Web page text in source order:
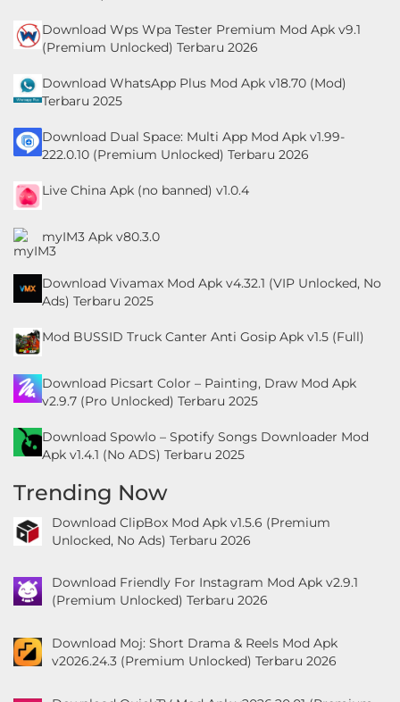
Download Wps Wpa Tester Premium Mod Apk v9.1
(Premium Unlocked) Terbaru 2026
Download WhatsApp Plus Mod Apk v18.70 (Mod)
Terbaru 2025
Download Dual Space: Multi App Mod Apk v1.99-
222.0.10 (Premium Unlocked) Terbaru 2026
Live China Apk (no banned) v1.0.4
myIM3 Apk v80.3.0
Download Vivamax Mod Apk v4.32.1 (VIP Unlocked, No
Ads) Terbaru 2025
Mod BUSSID Truck Canter Anti Gosip Apk v1.5 (Full)
Download Picsart Color – Painting, Draw Mod Apk
v2.9.7 (Pro Unlocked) Terbaru 2025
Download Spowlo – Spotify Songs Downloader Mod
Apk v1.4.1 (No ADS) Terbaru 2025
Trending Now
Download ClipBox Mod Apk v1.5.6 (Premium
Unlocked, No Ads) Terbaru 2026
Download Friendly For Instagram Mod Apk v2.9.1
(Premium Unlocked) Terbaru 2026
Download Moj: Short Drama & Reels Mod Apk
v2026.24.3 (Premium Unlocked) Terbaru 2026